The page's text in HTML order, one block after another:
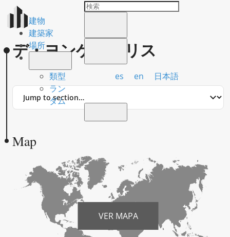
建物
建築家
場所
類型
ラン
ダム
es en 日本語
デ・ヨンゲ、クリス
Jump
Map
VER MAPA